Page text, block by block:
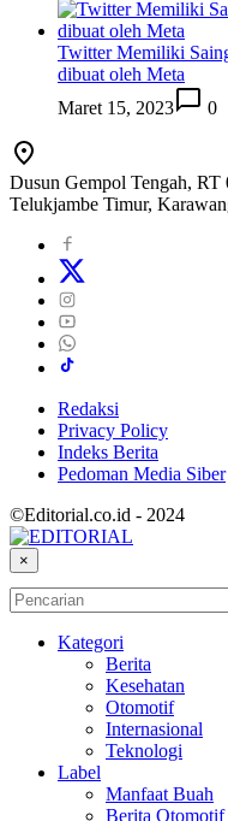
Twitter Memiliki
dibuat oleh Meta
Maret 15, 2023
0
Dusun Gempol Tengah, RT
Telukjambe Timur,
Redaksi
Privacy Policy
Indeks Berita
Pedoman Media Siber
©Editorial.co.id - 2024
×
Kategori
Berita
Kesehatan
Otomotif
Internasional
Teknologi
Label
Manfaat Buah
Berita Otomotif